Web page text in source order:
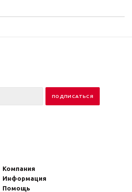
Компания
Информация
Помощь